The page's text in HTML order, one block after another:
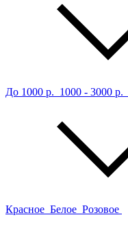
До 1000 р. 1000 - 3000 р.
Красное Белое Розовое